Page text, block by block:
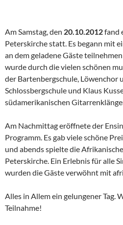
Am Samstag, den 20.10.2012fand
Peterskirche statt. Es begann mit
an dem geladene Gäste
wurde durch die vielen schönen
der Bartenbergschule, Löwenchor
Schlossbergschule und Klaus
südamerikanischen
Am Nachmittag eröffnete der
Programm. Es gab viele schöne
und abends spielte die
Peterskirche. Ein Erlebnis für alle
wurden die Gäste verwöhnt mit
Alles in Allem ein gelungener Tag.
Teilnahme!